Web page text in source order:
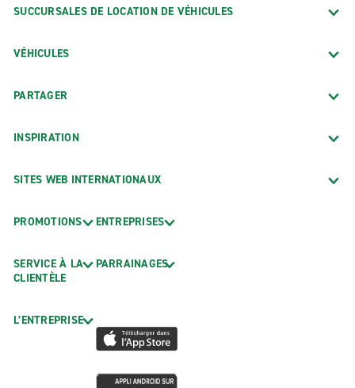
SUCCURSALES DE LOCATION DE VÉHICULES
VÉHICULES
PARTAGER
INSPIRATION
SITES WEB INTERNATIONAUX
PROMOTIONS
SERVICE À LA
CLIENTÈLE
L’ENTREPRISE
ENTREPRISES
PARRAINAGES